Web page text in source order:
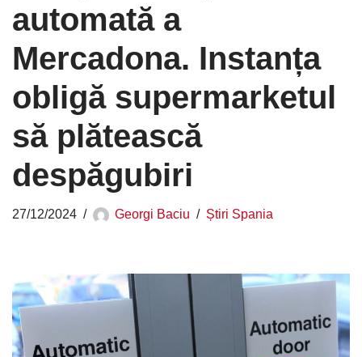
automată a
Mercadona. Instanța
obligă supermarketul
să plătească
despăgubiri
27/12/2024 Georgi Baciu Știri Spania